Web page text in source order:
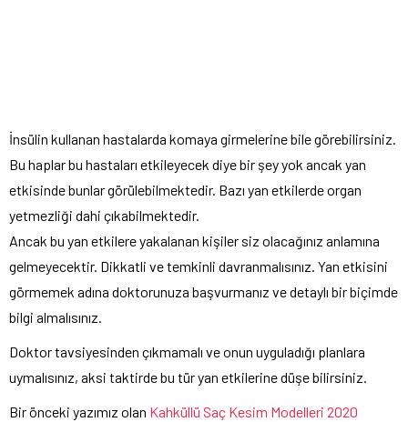
İnsülin kullanan hastalarda komaya girmelerine bile görebilirsiniz.
Bu haplar bu hastaları etkileyecek diye bir şey yok ancak yan
etkisinde bunlar görülebilmektedir. Bazı yan etkilerde organ
yetmezliği dahi çıkabilmektedir.
Ancak bu yan etkilere yakalanan kişiler siz olacağınız anlamına
gelmeyecektir. Dikkatli ve temkinli davranmalısınız. Yan etkisini
görmemek adına doktorunuza başvurmanız ve detaylı bir biçimde
bilgi almalısınız.
Doktor tavsiyesinden çıkmamalı ve onun uyguladığı planlara
uymalısınız, aksi taktirde bu tür yan etkilerine düşe bilirsiniz.
Bir önceki yazımız olan Kahküllü Saç Kesim Modelleri 2020